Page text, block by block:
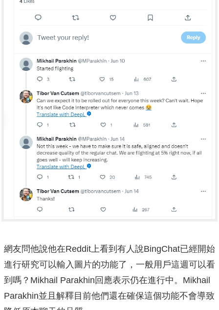
網友問他說他在Reddit上看到有人說BingChat已經開始
進行研究可以輸入圖片的功能了，一般用戶這週可以看
到嗎？Mikhail Parakhin回應表示仍在進行中。Mikhail
Parakhin並且解釋目前他們還在確保這個功能不會導致